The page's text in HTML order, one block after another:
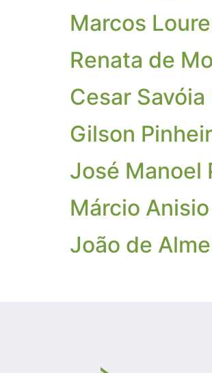
Marcos
Renata de
Cesar Savóia
Gilson
José Manoel
Márcio
João de